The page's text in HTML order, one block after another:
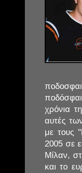
χρόνια
αυτές
με τους
2005 σε
Μίλαν,
και το